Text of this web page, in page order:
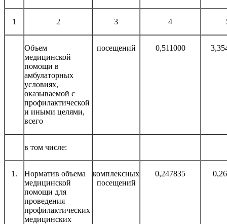
1 2 3 4
Объем
медицинской
помощи в
амбулаторных
условиях,
оказываемой с
профилактической
и иными целями,
всего
посещений 0,511000
в том числе:
1.
Норматив объема
медицинской
помощи для
проведения
профилактических
медицинских
комплексных
посещений
0,247835